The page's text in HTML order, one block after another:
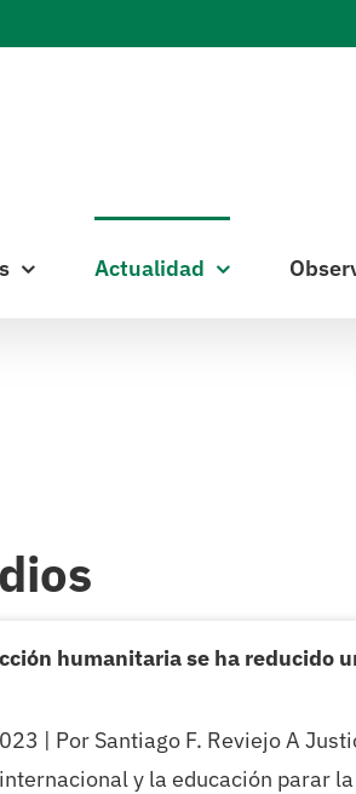
Actualidad
humanitaria se ha reducido
| Por Santiago F. Reviejo A
y la educación parar